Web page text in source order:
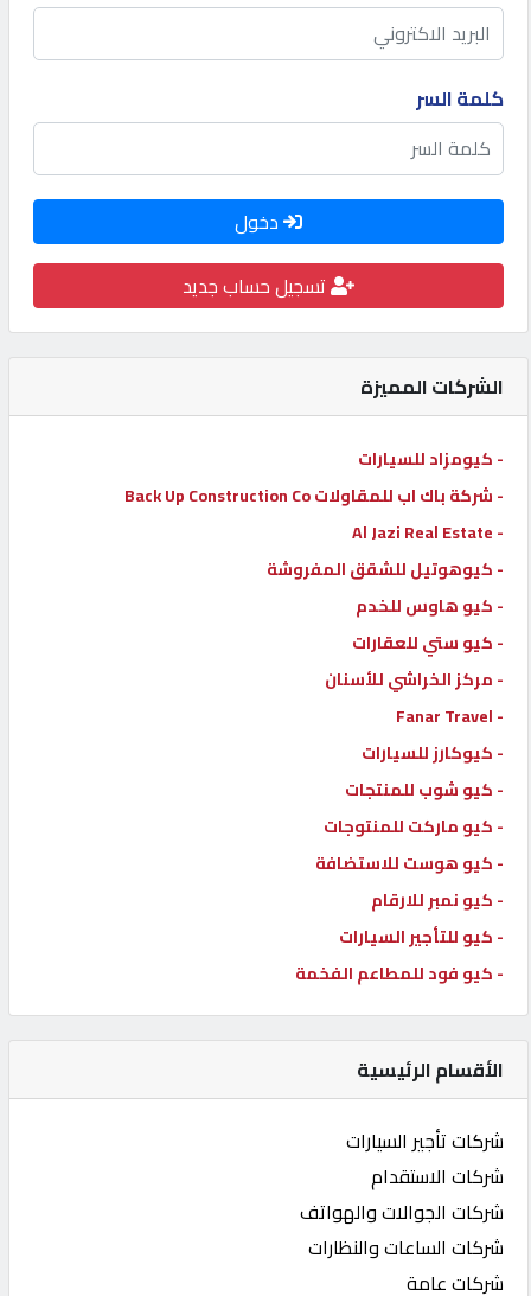
كيو
كيو
نمبر
كيو
كيو
ماركت
الدليل
القطري
POWERED
QHOST
كلمة السر
دخول
تسجيل حساب جديد
الشركات المميزة
- كيومزاد للسيارات
- شركة باك اب للمقاولات Back Up Construction Co
- Al Jazi Real Estate
- كيوهوتيل للشقق المفروشة
- كيو هاوس للخدم
- كيو ستي للعقارات
- مركز الخراشي للأسنان
- Fanar Travel
- كيوكارز للسيارات
- كيو شوب للمنتجات
- كيو ماركت للمنتوجات
- كيو هوست للاستضافة
- كيو نمبر للارقام
- كيو للتأجير السيارات
- كيو فود للمطاعم الفخمة
الأقسام الرئيسية
شركات تأجير السيارات
شركات الاستقدام
شركات الجوالات والهواتف
شركات الساعات والنظارات
شركات عامة